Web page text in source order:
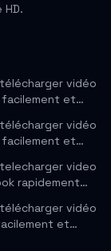
vidéo
facilement et…
vidéo
facilement et…
video
rapidement…
vidéo
et…